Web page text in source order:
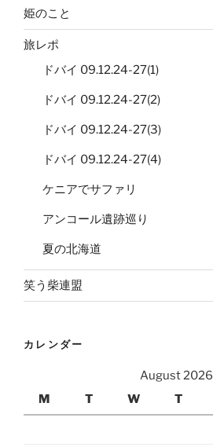
姫のこと
旅レポ
ドバイ 09.12.24-27(1)
ドバイ 09.12.24-27(2)
ドバイ 09.12.24-27(3)
ドバイ 09.12.24-27(4)
ケニアでサファリ
アンコール遺跡巡り
夏の北海道
笑う柴連盟
カレンダー
August 2026
M
T W T